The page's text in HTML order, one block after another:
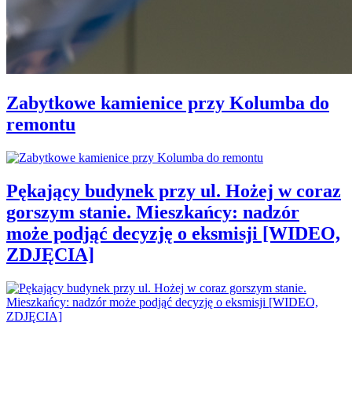
Zabytkowe kamienice przy Kolumba do
remontu
Pękający budynek przy ul. Hożej w coraz
gorszym stanie. Mieszkańcy: nadzór
może podjąć decyzję o eksmisji [WIDEO,
ZDJĘCIA]